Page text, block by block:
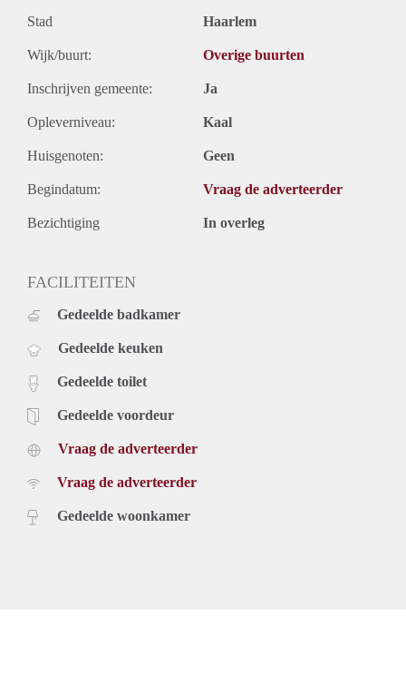
Stad Haarlem
Wijk/buurt: Overige buurten
Inschrijven gemeente: Ja
Opleverniveau: Kaal
Huisgenoten: Geen
Begindatum: Vraag de adverteerder
Bezichtiging In overleg
FACILITEITEN
Gedeelde badkamer
Gedeelde keuken
Gedeelde toilet
Gedeelde voordeur
Vraag de adverteerder
Vraag de adverteerder
Gedeelde woonkamer